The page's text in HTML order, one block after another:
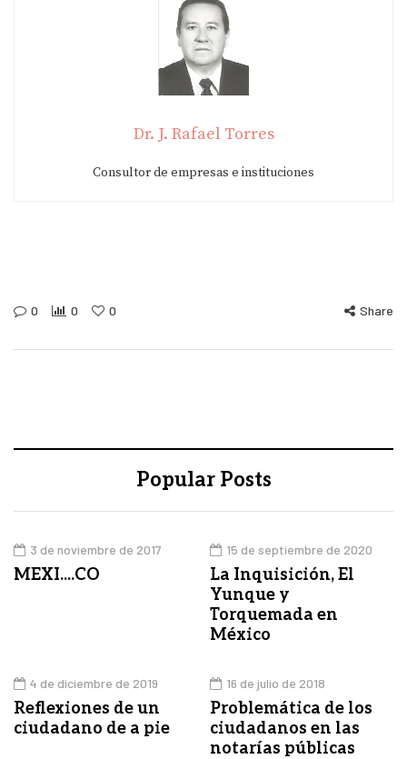
Dr. J. Rafael Torres
Consultor de empresas e instituciones
0 0 0 Share
Popular Posts
3 de noviembre de 2017
MEXI....CO
15 de septiembre de 2020
La Inquisición, El
Yunque y
Torquemada en
México
4 de diciembre de 2019
Reflexiones de un
ciudadano de a pie
16 de julio de 2018
Problemática de los
ciudadanos en las
notarías públicas